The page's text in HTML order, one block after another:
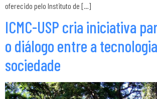
oferecido pelo Instituto de […]
ICMC-USP cria iniciativa
o diálogo entre a
sociedade